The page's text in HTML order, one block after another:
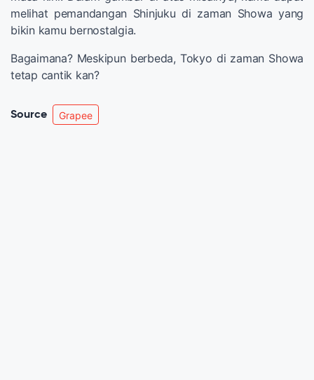
melihat pemandangan Shinjuku di zaman Showa yang
bikin kamu bernostalgia.
Bagaimana? Meskipun berbeda, Tokyo di zaman Showa
tetap cantik kan?
Source Grapee